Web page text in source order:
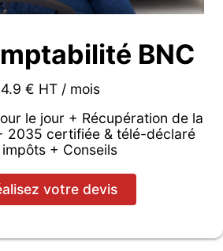
BNC
€ HT / mois
le jour + Récupération de la
2035 certifiée & télé-déclaré
impôts + Conseils
votre devis